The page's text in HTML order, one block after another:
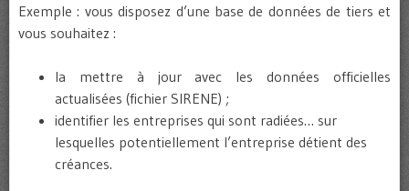
Exemple : vous disposez d’une base de données de tiers et
vous souhaitez :
la mettre à jour avec les données officielles
actualisées (fichier SIRENE) ;
identifier les entreprises qui sont radiées… sur
lesquelles potentiellement l’entreprise détient des
créances.